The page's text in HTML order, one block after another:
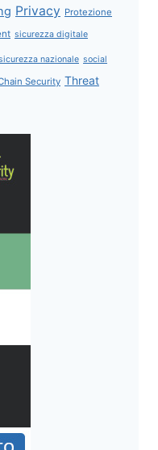
Privacy Protezione
sicurezza digitale
nazionale social
Security Threat